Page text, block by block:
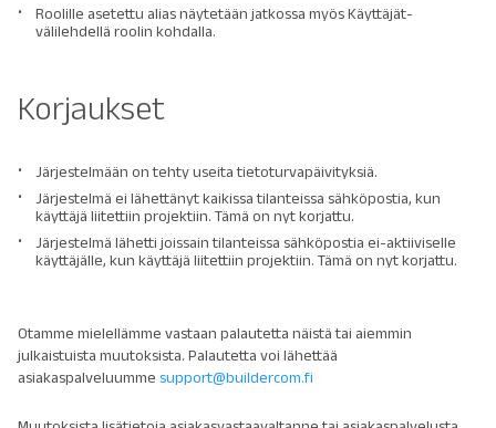
Roolille asetettu alias näytetään jatkossa myös Käyttäjät-
välilehdellä roolin kohdalla.
Korjaukset
Järjestelmään on tehty useita tietoturvapäivityksiä.
Järjestelmä ei lähettänyt kaikissa tilanteissa sähköpostia, kun
käyttäjä liitettiin projektiin. Tämä on nyt korjattu.
Järjestelmä lähetti joissain tilanteissa sähköpostia ei-aktiiviselle
käyttäjälle, kun käyttäjä liitettiin projektiin. Tämä on nyt korjattu.
Otamme mielellämme vastaan palautetta näistä tai aiemmin
julkaistuista muutoksista. Palautetta voi lähettää
asiakaspalveluumme support@buildercom.fi